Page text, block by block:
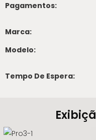
Pagamentos:
Marca:
Modelo:
Tempo De Espera: